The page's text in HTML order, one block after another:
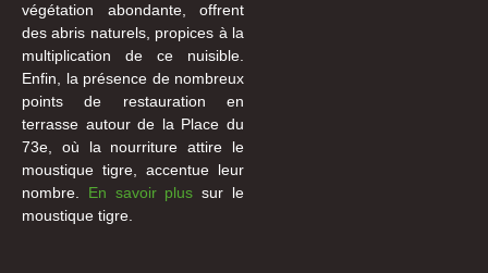
végétation abondante, offrent
des abris naturels, propices à la
multiplication de ce nuisible.
Enfin, la présence de nombreux
points de restauration en
terrasse autour de la Place du
73e, où la nourriture attire le
moustique tigre, accentue leur
nombre. En savoir plus sur le
moustique tigre.